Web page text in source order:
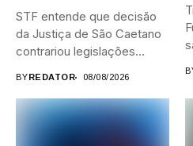
STF entende que decisão
da Justiça de São Caetano
contrariou legislações
BYREDATOR 08/08/2026